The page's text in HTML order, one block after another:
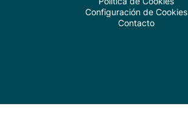
Configuración de Cookies
Contacto